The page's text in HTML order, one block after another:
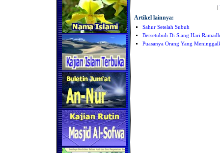
|
Artikel lainnya:
Sahur Setelah Subuh
Bersetubuh Di Siang Hari
Puasanya Orang Yang